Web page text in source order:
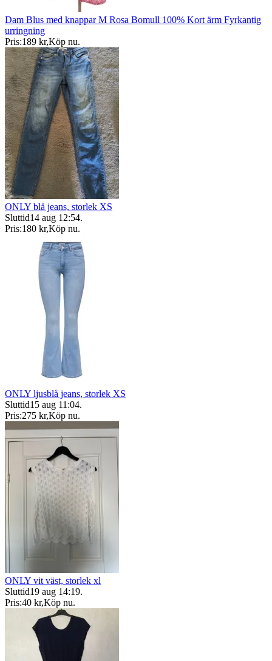
Dam Blus med knappar M Rosa Bomull 100% Kort ärm Fyrkantig
urringning
Pris:189 kr,Köp nu.
ONLY blå jeans, storlek XS
Sluttid14 aug 12:54.
Pris:180 kr,Köp nu.
ONLY ljusblå jeans, storlek XS
Sluttid15 aug 11:04.
Pris:275 kr,Köp nu.
ONLY vit väst, storlek xl
Sluttid19 aug 14:19.
Pris:40 kr,Köp nu.